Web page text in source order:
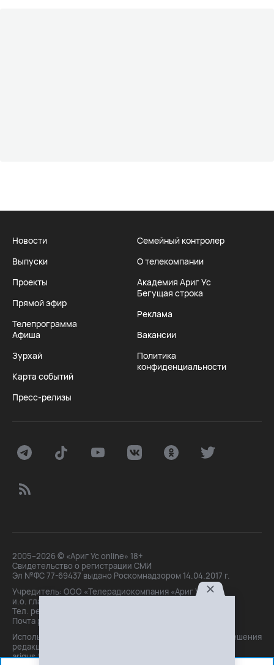
Новости
Выпуски
Проекты
Прямой эфир
Телепрограмма
Афиша
Зурхай
Карта событий
Пресс-релизы
Семейный контролер
О телекомпании
Академия Ариг Ус
Бегущая строка
Реклама
Вакансии
Политика
конфиденциальности
2005–2026 © «Ариг Ус online» 18+
Свидетельство о регистрации СМИ
Эл №ФС 77-69437 выдано Роскомнадзором 14.04.2017 г.
Учредитель: ООО «Телерадиокомпания «Ариг Ус»,
и.о. главного редактора: Маханова О.Б.
Тел. peдakции: +7(3012)21-30-14,
Почта peдakции: editor@arigus.tv
Использование материалов только с письменного разрешения
редакции. При цитировании прямая активная ссылка на
arigus.tv обязательна.